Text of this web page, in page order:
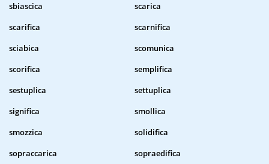
sbiascica
scarica
scarifica
scarnifica
sciabica
scomunica
scorifica
semplifica
sestuplica
settuplica
significa
smollica
smozzica
solidifica
sopraccarica
sopraedifica